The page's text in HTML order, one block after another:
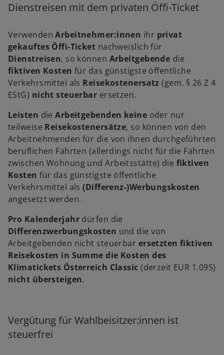
Dienstreisen mit dem privaten Öffi-Ticket
VerwendenArbeitnehmer:innen ihr privat
gekauftes Öffi-Ticket nachweislich für
Dienstreisen, so können Arbeitgebende die
fiktiven Kosten für das günstigste öffentliche
Verkehrsmittel als Reisekostenersatz(gem. § 26 Z 4
EStG) nicht steuerbar ersetzen.
Leisten dieArbeitgebenden keine oder nur
teilweise Reisekostenersätze, so können von den
Arbeitnehmenden für die von ihnen durchgeführten
beruflichen Fahrten (allerdings nicht für die Fahrten
zwischen Wohnung und Arbeitsstätte) die fiktiven
Kosten für das günstigste öffentliche
Verkehrsmittel als(Differenz-)Werbungskosten
angesetzt werden.
Pro Kalenderjahr dürfen die
Differenzwerbungskosten und die von
Arbeitgebenden nicht steuerbar ersetzten fiktiven
Reisekosten in Summe die Kosten des
Klimatickets Österreich Classic(derzeit EUR 1.095)
nicht übersteigen.
Vergütung für Wahlbeisitzer:innen ist
steuerfrei